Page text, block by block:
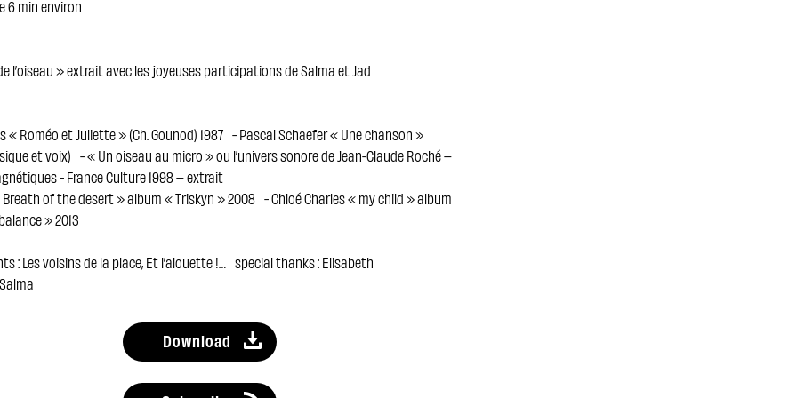
6 min environ
l’oiseau » extrait avec les joyeuses participations de Salma et Jad
« Roméo et Juliette » (Ch. Gounod) 1987 - Pascal Schaefer « Une chanson »
et voix) - « Un oiseau au micro » ou l’univers sonore de Jean-Claude Roché –
- France Culture 1998 – extrait
of the desert » album « Triskyn » 2008 - Chloé Charles « my child » album
» 2013
: Les voisins de la place, Et l’alouette !… special thanks : Elisabeth
Download